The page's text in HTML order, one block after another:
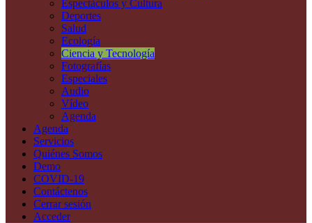
Espectáculos y Cultura
Deportes
Salud
Ecología
Ciencia y Tecnología
Fotografías
Especiales
Audio
Vídeo
Agenda
Agenda
Servicios
Quiénes Somos
Demo
COVID-19
Contáctenos
Cerrar sesión
Acceder